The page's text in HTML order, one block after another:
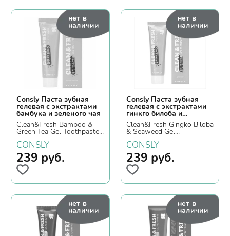
нет в
наличии
Consly Паста зубная
гелевая с экстрактами
бамбука и зеленого чая
Clean&Fresh Bamboo &
Green Tea Gel Toothpaste,
105гр.
CONSLY
239 руб.
нет в
наличии
Consly Паста зубная
гелевая с экстрактами
гинкго билоба и
морских водорослей
Clean&Fresh Gingko Biloba
& Seaweed Gel
Toothpaste, 105гр.
CONSLY
239 руб.
нет в
наличии
нет в
наличии